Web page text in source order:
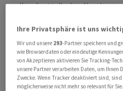
teilte das Heilmittelinstitut
Um die Finanzen zu
im November des
Massnahmen ergriffen: Bis
Vollzeitstellen abgebaut
Sachkosten um rund sechs
Ihre Privatsphäre ist uns
Wir und unsere 293-Partner speichern und
wie Browserdaten oder eindeutige
von Akzeptieren aktivieren Sie Tracking-
unsere Partner verarbeiten Daten, um Ihnen
Zwecke. Wenn Tracker deaktiviert sind,
möglicherweise nicht mehr so relevant für